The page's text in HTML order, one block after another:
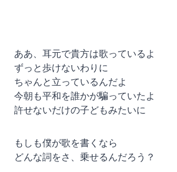
ああ、耳元で貴方は歌っているよ
ずっと歩けないわりに
ちゃんと立っているんだよ
今朝も平和を誰かが騙っていたよ
許せないだけの子どもみたいに
もしも僕が歌を書くなら
どんな詞をさ、乗せるんだろう？